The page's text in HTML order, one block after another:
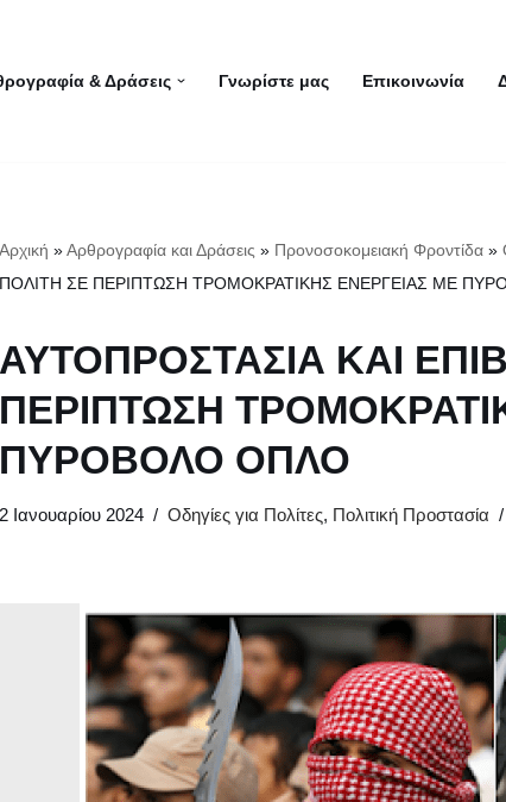
& Δράσεις Γνωρίστε μας Επικοινωνία
Αρχική »Αρθρογραφία και Δράσεις » Προνοσοκομειακή Φροντίδα »
ΠΟΛΙΤΗ ΣΕ ΠΕΡΙΠΤΩΣΗ ΤΡΟΜΟΚΡΑΤΙΚΗΣ ΕΝΕΡΓΕΙΑΣ ΜΕ
ΑΥΤΟΠΡΟΣΤΑΣΙΑ ΚΑΙ
ΠΕΡΙΠΤΩΣΗ
ΠΥΡΟΒΟΛΟ ΟΠΛΟ
2 Ιανουαρίου 2024 Οδηγίες για Πολίτες, Πολιτική Προστασία